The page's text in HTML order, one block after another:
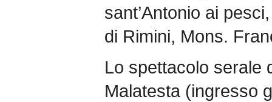
sant’Antonio ai
di Rimini, Mons.
Lo spettacolo serale
Malatesta (ingresso